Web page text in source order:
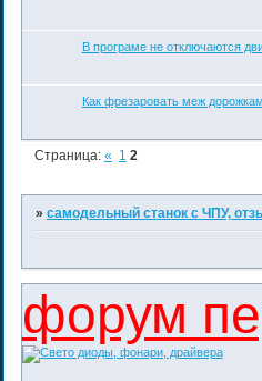
В програме не отключаются
Как фрезаровать меж
Страница: « 1 2
» самодельный станок с ЧПУ,
форум